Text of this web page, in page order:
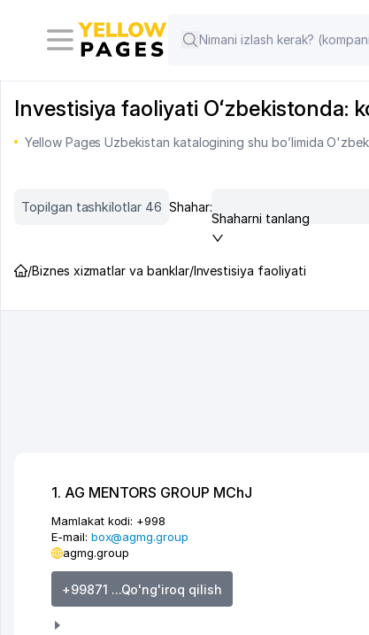
Investisiya faoliyati
Yellow Pages Uzbekistan katalogining shu bo’limida
Topilgan tashkilotlar 46 Shahar:
Shaharni tanlang
/Biznes xizmatlar va banklar/Investisiya faoliyati
1. AG MENTORS GROUP MChJ
Mamlakat kodi: +998
E-mail: box@agmg.group
agmg.group
+99871 ...Qo'ng'iroq qilish